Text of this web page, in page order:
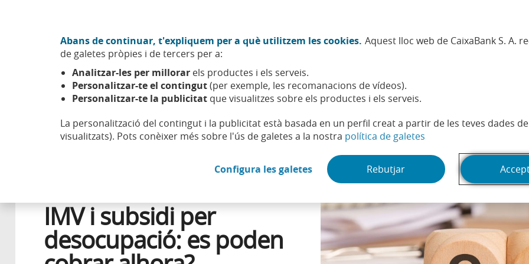
Abans de continuar, t'expliquem per a què utilitzem les cookies. Aquest lloc web de CaixaBank S. A.
de galetes pròpies i de tercers per a:
Analitzar-les per millorar els productes i els serveis.
Personalitzar-te el contingut(per exemple, les recomanacions de vídeos).
Personalitzar-te la publicitat que visualitzes sobre els productes i els serveis.
La personalització del contingut i la publicitat està basada en un perfil creat a partir de les teves dades
visualitzats). Pots conèixer més sobre l'ús de galetes a la nostra política de galetes
Configura les galetes(Obre en finestra nova)
Rebutjar
Sobre nosaltres Accionistes i inversors
Esfera Aprendre Salut financera IMV i subsidi per desocupació: es poden cobrar alhora?
11 MAIG 2026
IMV i subsidi per
desocupació: es poden